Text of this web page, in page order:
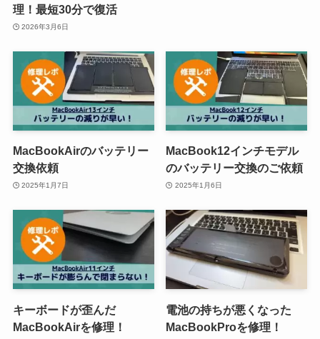
理！最短30分で復活
2026年3月6日
MacBookAirのバッテリー
交換依頼
2025年1月7日
MacBook12インチモデル
のバッテリー交換のご依頼
2025年1月6日
キーボードが歪んだ
MacBookAirを修理！
電池の持ちが悪くなった
MacBookProを修理！